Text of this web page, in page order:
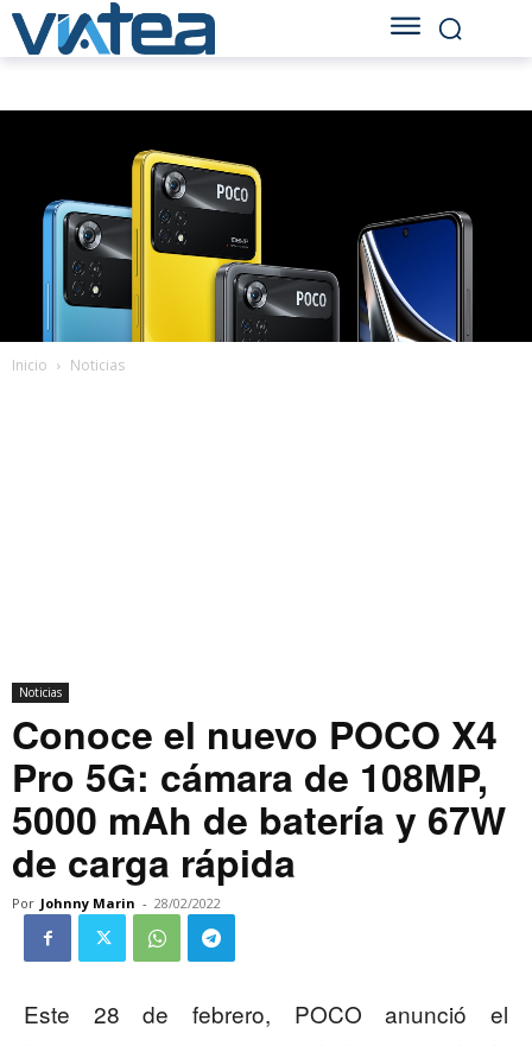
Inicio Noticias
Noticias
Conoce el nuevo POCO X4
Pro 5G: cámara de 108MP,
5000 mAh de batería y 67W
de carga rápida
Por Johnny Marin - 28/02/2022
Este 28 de febrero, POCO anunció el